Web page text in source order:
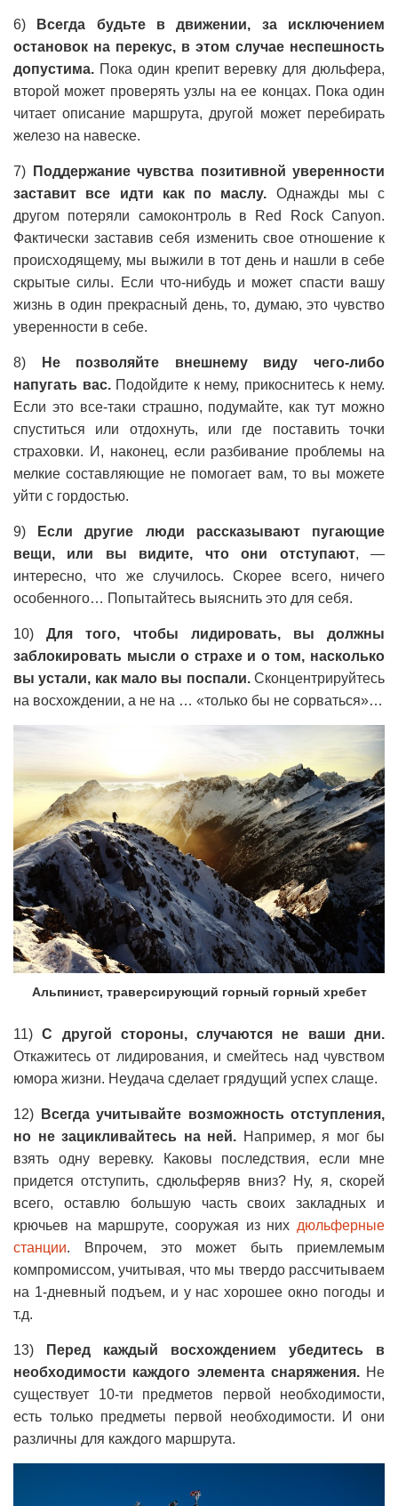
6)
Всегда будьте в движении, за исключением
остановок на перекус, в этом случае неспешность
допустима. Пока один крепит веревку для дюльфера,
второй может проверять узлы на ее концах. Пока один
читает описание маршрута, другой может перебирать
железо на навеске.
7)
Поддержание чувства позитивной уверенности
заставит все идти как по маслу. Однажды мы с
другом потеряли самоконтроль в Red Rock Canyon.
Фактически заставив себя изменить свое отношение к
происходящему, мы выжили в тот день и нашли в себе
скрытые силы. Если что-нибудь и может спасти вашу
жизнь в один прекрасный день, то, думаю, это чувство
уверенности в себе.
8)
Не позволяйте внешнему виду чего-либо
напугать вас.Подойдите к нему, прикоснитесь к нему.
Если это все-таки страшно, подумайте, как тут можно
спуститься или отдохнуть, или где поставить точки
страховки. И, наконец, если разбивание проблемы на
мелкие составляющие не помогает вам, то вы можете
уйти с гордостью.
9)
Если другие люди рассказывают пугающие
вещи, или вы видите, что они отступают, —
интересно, что же случилось. Скорее всего, ничего
особенного… Попытайтесь выяснить это для себя.
10)Для того, чтобы лидировать, вы должны
заблокировать мысли о страхе и о том, насколько
вы устали, как мало вы поспали.Сконцентрируйтесь
на восхождении, а не на … «только бы не сорваться»…
Альпинист, траверсирующий горный горный хребет
11)С другой стороны, случаются не ваши дни.
Откажитесь от лидирования, и смейтесь над чувством
юмора жизни. Неудача сделает грядущий успех слаще.
12)
Всегда учитывайте возможность отступления,
но не зацикливайтесь на ней. Например, я мог бы
взять одну веревку. Каковы последствия, если мне
придется отступить, сдюльферяв вниз? Ну, я, скорей
всего, оставлю большую часть своих закладных и
крючьев на маршруте, сооружая из них дюльферные
станции. Впрочем, это может быть приемлемым
компромиссом, учитывая, что мы твердо рассчитываем
на 1-дневный подъем, и у нас хорошее окно погоды и
т.д.
13)
Перед каждый восхождением убедитесь в
необходимости каждого элемента снаряжения.Не
существует 10-ти предметов первой необходимости,
есть только предметы первой необходимости. И они
различны для каждого маршрута.